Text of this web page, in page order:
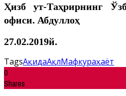
Ҳизб ут-Таҳрирнинг
офиси. Абдуллоҳ
27.02.2019й.
TagsАқидаАқлМафкураҳаёт
0
Shares